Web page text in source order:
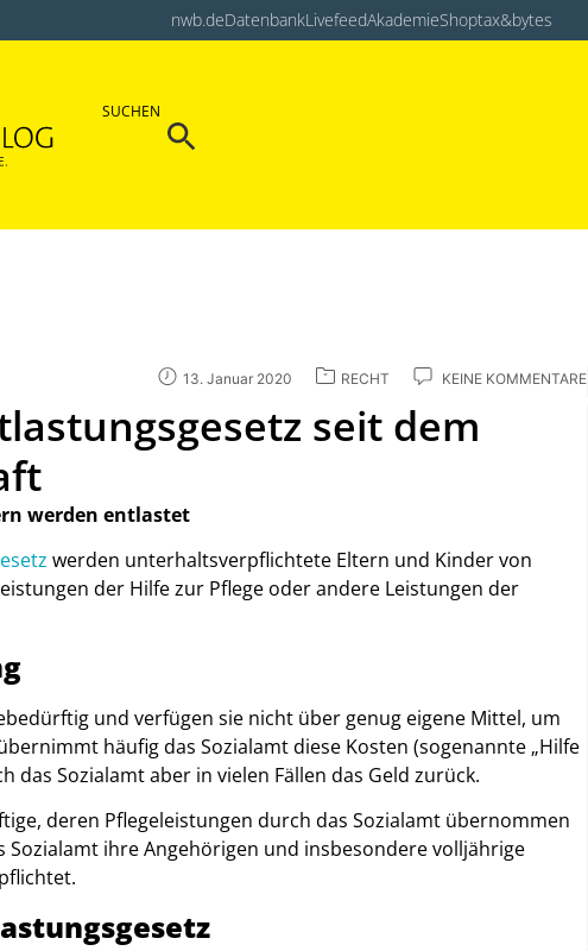
nwb.deDatenbankLivefeedAkademieShoptax&bytes
SUCHEN
Search
13. Januar 2020 RECHT KEINE KOMMENTARE
seit dem
werden entlastet
werden unterhaltsverpflichtete Eltern und Kinder von
der Hilfe zur Pflege oder andere Leistungen der
und verfügen sie nicht über genug eigene Mittel, um
häufig das Sozialamt diese Kosten (sogenannte „Hilfe
das Sozialamt aber in vielen Fällen das Geld zurück.
deren Pflegeleistungen durch das Sozialamt übernommen
ihre Angehörigen und insbesondere volljährige